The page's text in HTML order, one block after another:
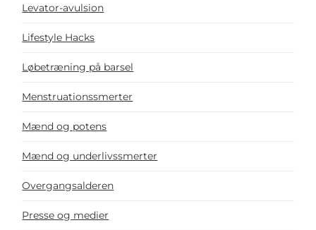
Levator-avulsion
Lifestyle Hacks
Løbetræning på barsel
Menstruationssmerter
Mænd og potens
Mænd og underlivssmerter
Overgangsalderen
Presse og medier